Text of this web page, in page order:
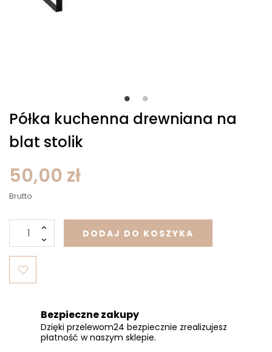
Półka kuchenna drewniana na
blat stolik
50,00 zł
Brutto
DODAJ DO KOSZYKA
Bezpieczne zakupy
Dzięki przelewom24 bezpiecznie zrealizujesz
płatność w naszym sklepie.